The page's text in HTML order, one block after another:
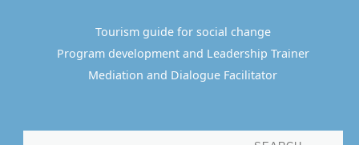
Tourism guide for social change
Program development and Leadership Trainer
Mediation and Dialogue Facilitator